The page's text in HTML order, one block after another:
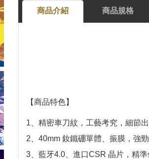
商品介紹 商品規格
【商品特色】
1、精密車刀紋，工藝考究，細節
2、40mm 釹鐵硼單體、振膜，強
3、藍牙4.0、進口CSR 晶片，精